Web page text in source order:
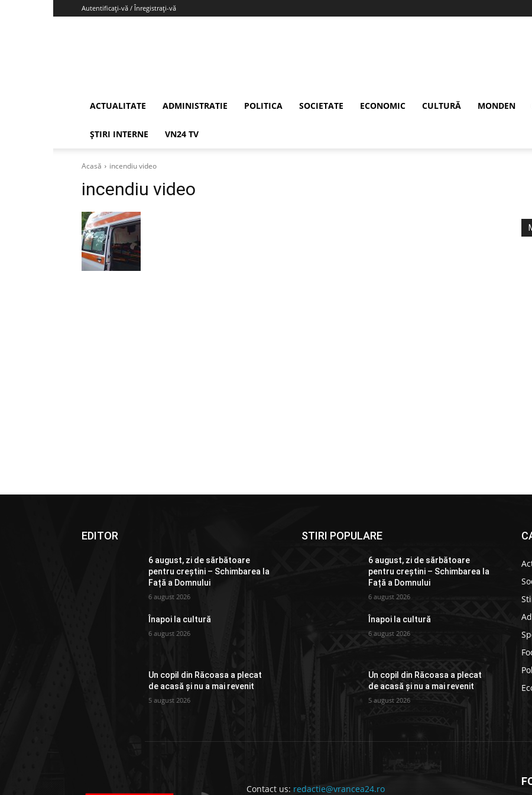
Autentificați-vă / Înregistrați-vă
ACTUALITATE ADMINISTRATIE POLITICA SOCIETATE ECONOMIC CULTURĂ MONDEN
ȘTIRI INTERNE VN24 TV
Acasă incendiu video
incendiu video
EDITOR
6 august, zi de sărbătoare
pentru creștini – Schimbarea la
Față a Domnului
6 august 2026
Înapoi la cultură
6 august 2026
Un copil din Răcoasa a plecat
de acasă și nu a mai revenit
5 august 2026
STIRI POPULARE
6 august, zi de sărbătoare
pentru creștini – Schimbarea la
Față a Domnului
6 august 2026
Înapoi la cultură
6 august 2026
Un copil din Răcoasa a plecat
de acasă și nu a mai revenit
5 august 2026
Contact us: redactie@vrancea24.ro